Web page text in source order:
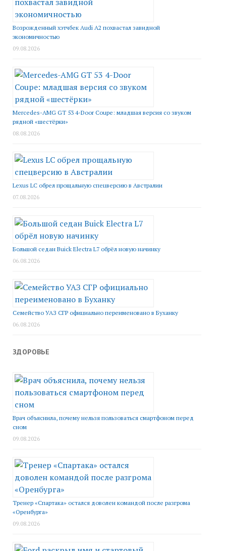
Возрожденный хэтчбек Audi A2 похвастал завидной
экономичностью
09.08.2026
Mercedes-AMG GT 53 4-Door Coupe: младшая версия со звуком
рядной «шестёрки»
08.08.2026
Lexus LC обрел прощальную спецверсию в Австралии
07.08.2026
Большой седан Buick Electra L7 обрёл новую начинку
06.08.2026
Семейство УАЗ СГР официально переименовано в Буханку
06.08.2026
ЗДОРОВЬЕ
Врач объяснила, почему нельзя пользоваться смартфоном перед
сном
09.08.2026
Тренер «Спартака» остался доволен командой после разгрома
«Оренбурга»
09.08.2026